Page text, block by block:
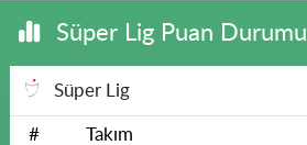
Süper Lig Puan Durumu
Süper Lig
# Takım